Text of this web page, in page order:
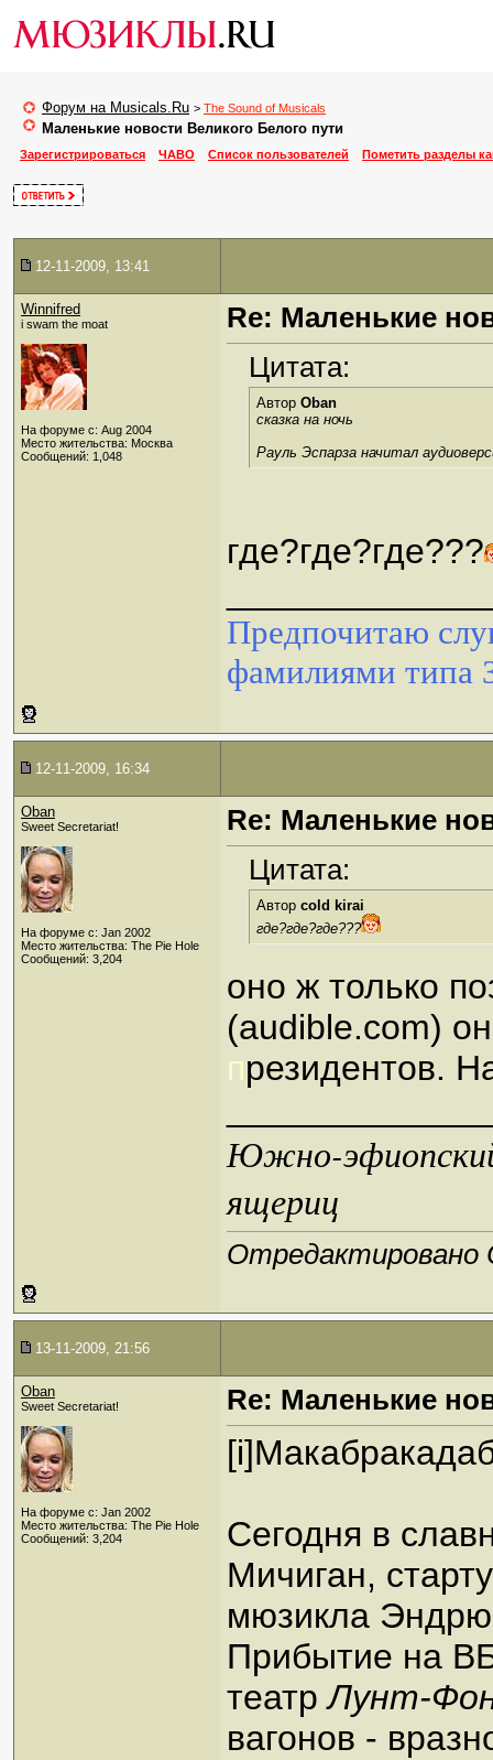
Форум на Musicals.Ru > The Sound of Musicals
Маленькие новости Великого Белого пути
Зарегистрироваться ЧАВО Список пользователей Пометить разделы
12-11-2009, 13:41
Winnifred
i swam the moat
На форуме с: Aug 2004
Место жительства: Москва
Сообщений: 1,048
Re: Маленькие
Цитата:
Автор Oban
сказка на ночь
Рауль Эспарза начитал
где?где?где???
Предпочитаю
фамилиями типа
12-11-2009, 16:34
Oban
Sweet Secretariat!
На форуме с: Jan 2002
Место жительства: The Pie Hole
Сообщений: 3,204
Re: Маленькие
Цитата:
Автор cold kirai
где?где?где???
оно ж только
(audible.com)
президентов.
Южно-эфиопский
ящериц
Отредактировано
13-11-2009, 21:56
Oban
Sweet Secretariat!
На форуме с: Jan 2002
Место жительства: The Pie Hole
Сообщений: 3,204
Re: Маленькие
Сегодня в
Мичиган,
мюзикла
Прибытие на
театрЛунт-
вагонов -